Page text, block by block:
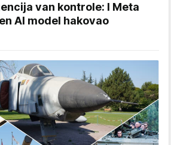
van kontrole: I Meta
AI model hakovao